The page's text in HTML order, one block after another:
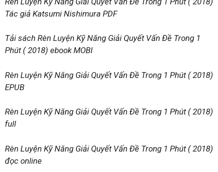
Tác giả Katsumi Nishimura PDF
Tải sách Rèn Luyện Kỹ Năng Giải Quyết Vấn Đề Trong 1
Phút ( 2018) ebook MOBI
Rèn Luyện Kỹ Năng Giải Quyết Vấn Đề Trong 1 Phút ( 2018)
EPUB
Rèn Luyện Kỹ Năng Giải Quyết Vấn Đề Trong 1 Phút ( 2018)
full
Rèn Luyện Kỹ Năng Giải Quyết Vấn Đề Trong 1 Phút ( 2018)
đọc online